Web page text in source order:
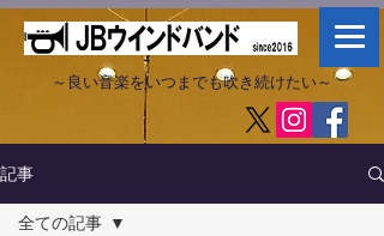
～良い音楽をいつまでも吹き続けたい～​
記事
全ての記事